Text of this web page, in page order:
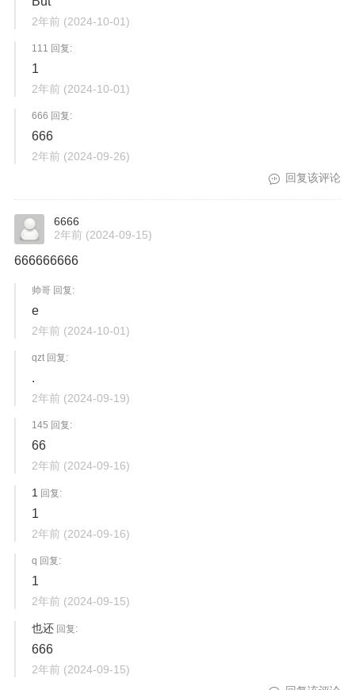
2年前 (2024-10-01)
111 回复:
1
2年前 (2024-10-01)
666 回复:
666
2年前 (2024-09-26)
回复该评论
6666
2年前 (2024-09-15)
666666666
帅哥 回复:
e
2年前 (2024-10-01)
qzt 回复:
.
2年前 (2024-09-19)
145 回复:
66
2年前 (2024-09-16)
1 回复:
1
2年前 (2024-09-16)
q 回复:
1
2年前 (2024-09-15)
也还 回复:
666
2年前 (2024-09-15)